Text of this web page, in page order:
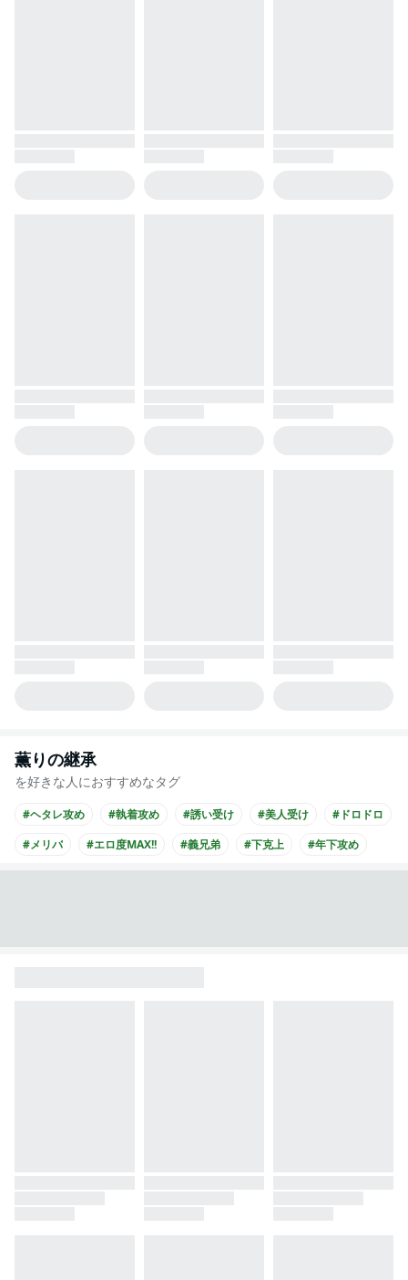
薫りの継承
を好きな人におすすめなタグ
#ヘタレ攻め #執着攻め #誘い受け #美人受け
#ドロドロ
#メリバ
#エロ度MAX!! #義兄弟 #下克上 #年下攻め